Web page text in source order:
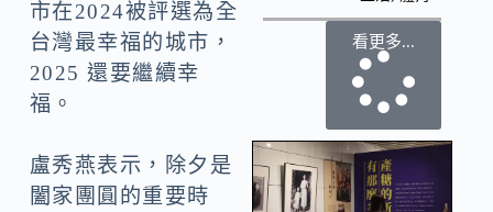
市在2024被評選為全
台灣最幸福的城市，
2025 還要繼續幸
福。
盧秀燕表示，除夕是
闔家團圓的重要時
看更多...